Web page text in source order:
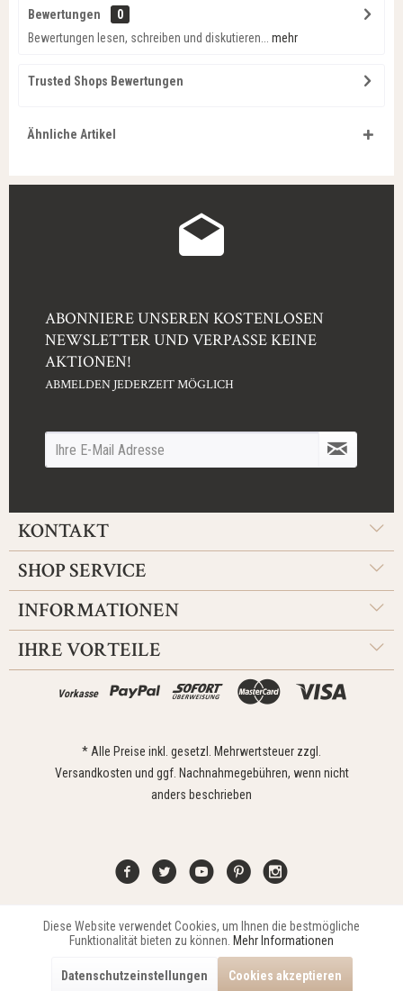
Bewertungen
0
Bewertungen lesen, schreiben und diskutieren...
mehr
Trusted Shops Bewertungen
Ähnliche Artikel
ABONNIERE UNSEREN KOSTENLOSEN
NEWSLETTER UND VERPASSE KEINE
AKTIONEN!
ABMELDEN JEDERZEIT MÖGLICH
KONTAKT
SHOP SERVICE
INFORMATIONEN
IHRE VORTEILE
Vorkasse
* Alle Preise inkl. gesetzl. Mehrwertsteuer zzgl.
Versandkosten und ggf. Nachnahmegebühren, wenn nicht
anders beschrieben
Kontakt Widerrufsrecht Impressum Versand Datenschutz
Copyright © 2021 Edona Design GmbH // DesignDupp GmbH
Funktionale Aktiv
Aktiv
Diese Website verwendet Cookies, um Ihnen die bestmögliche
Funktionalität bieten zu können. Mehr Informationen
Datenschutzeinstellungen Cookies akzeptieren